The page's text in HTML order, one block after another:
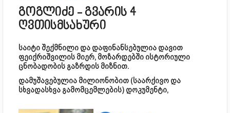
გოგლიძე - გვარის 4
ღვთისმსახური
საიტი შექმნილი და დაფინანსებულია დავით
ფეიქრიშვილის მიერ, მოზარდებში ისტორიული
ცნობადობის გაზრდის მიზნით.
დამუშავებულია მილიონობით (საარქივო და
სხვადასხვა გამომცემლების) დოკუმენტი,